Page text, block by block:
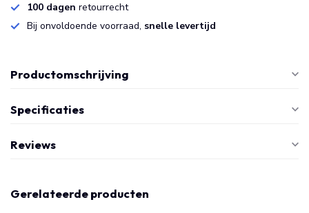
100 dagen retourrecht
Bij onvoldoende voorraad, snelle levertijd
Productomschrijving
Specificaties
Reviews
Gerelateerde producten